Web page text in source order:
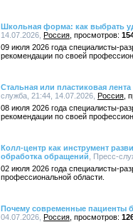
Школьная форма: как выбрать
14.07.2026, Россия
09 июля 2026 года специалисты-
рекомендации по своей
Стальная или пластиковая
служба, 21:44, 14.07.2026, Россия
08 июля 2026 года специалисты-
рекомендации по своей
Колл-центр как инструмент
обработка обращений , Пресс-
02 июля 2026 года специалисты-
профессиональной области.
Почему современные пациенты
04.07.2026, Россия